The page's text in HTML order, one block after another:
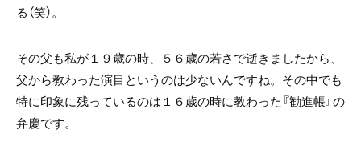
る（笑）。
その父も私が１９歳の時、５６歳の若さで逝きましたから、
父から教わった演目というのは少ないんですね。その中でも
特に印象に残っているのは１６歳の時に教わった『勧進帳』の
弁慶です。